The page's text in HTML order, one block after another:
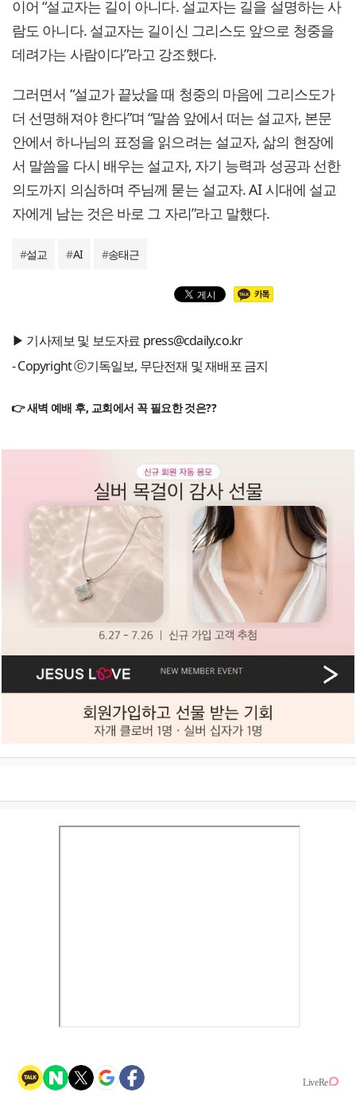
이어 “설교자는 길이 아니다. 설교자는 길을 설명하는 사
람도 아니다. 설교자는 길이신 그리스도 앞으로 청중을
데려가는 사람이다”라고 강조했다.
그러면서 “설교가 끝났을 때 청중의 마음에 그리스도가
더 선명해져야 한다”며 “말씀 앞에서 떠는 설교자, 본문
안에서 하나님의 표정을 읽으려는 설교자, 삶의 현장에
서 말씀을 다시 배우는 설교자, 자기 능력과 성공과 선한
의도까지 의심하며 주님께 묻는 설교자. AI 시대에 설교
자에게 남는 것은 바로 그 자리”라고 말했다.
#설교 #AI #송태근
▶ 기사제보 및 보도자료 press@cdaily.co.kr
- Copyright ⓒ기독일보, 무단전재 및 재배포 금지
👉 새벽 예배 후, 교회에서 꼭 필요한 것은??